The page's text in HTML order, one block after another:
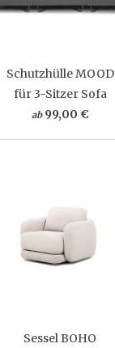
Schutzhülle MOOD
für 3-Sitzer Sofa
ab 99,00 €
Sessel BOHO